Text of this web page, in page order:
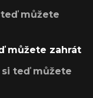
můžete
můžete zahrát
teď můžete